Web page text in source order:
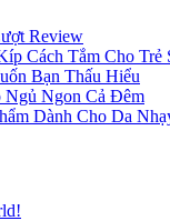
Review
Cách Tắm Cho Trẻ
Bạn Thấu Hiểu
Ngủ Ngon Cả Đêm
Dành Cho Da